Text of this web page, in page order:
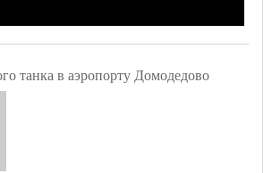
танка в аэропорту Домодедово